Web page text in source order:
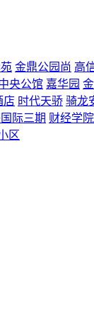
金鼎公园尚 高
央公馆 嘉华园
店 时代天骄 骑龙
际三期 财经学院
区